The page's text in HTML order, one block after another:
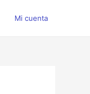
Mi cuenta